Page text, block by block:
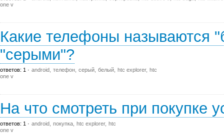
one v
Какие телефоны называются
"серыми"?
ответов: 1 android телефон серый белый htc explorer htc
one v
На что смотреть при покупке
ответов: 1 android покупка htc explorer htc
one v